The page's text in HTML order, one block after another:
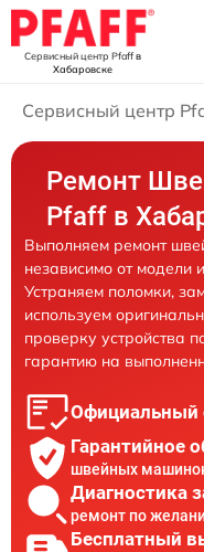
Сервисный центр Pfaffв
Хабаровске
Сервисный центр
Ремонт
Pfaff в
Выполняем ремонт
независимо от модели
Устраняем поломки,
используем
проверку устройства
гарантию на
Официальный
Гарантийное
швейных
Диагностика
ремонт по
Бесплатный